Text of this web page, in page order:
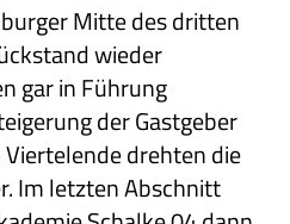
Mitte des dritten
wieder
gar in Führung
der Gastgeber
drehten die
Im letzten Abschnitt